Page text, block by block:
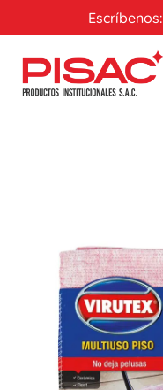
Escríbenos: